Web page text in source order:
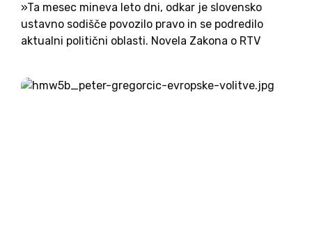
»Ta mesec mineva leto dni, odkar je slovensko
ustavno sodišče povozilo pravo in se podredilo
aktualni politični oblasti. Novela Zakona o RTV
še vedno čaka na vsebinsko presojo, čeprav gre za
absolutno...